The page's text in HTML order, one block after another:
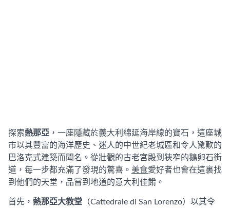
探索熱那亞 ，一座隱藏於義大利綿延海岸線的寶石，這座城
市以其豐富的海洋歷史、迷人的中世紀老城區和令人驚歎的
巴洛克式建築而聞名。從壯觀的古老宮殿到狹窄的鵝卵石街
道，每一步都充滿了發現的驚喜。 美食愛好者也會在這裏找
到他們的天堂，品嘗到地道的意大利佳餚。
首先， 熱那亞大教堂 （Cattedrale di San Lorenzo）以其令